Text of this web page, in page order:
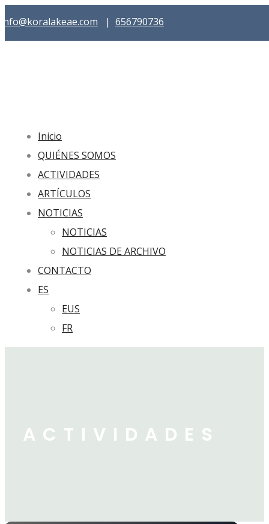
info@koralakeae.com | 656790736
Inicio
QUIÉNES SOMOS
ACTIVIDADES
ARTÍCULOS
NOTICIAS
NOTICIAS
NOTICIAS DE ARCHIVO
CONTACTO
ES
EUS
FR
ACTIVIDADES